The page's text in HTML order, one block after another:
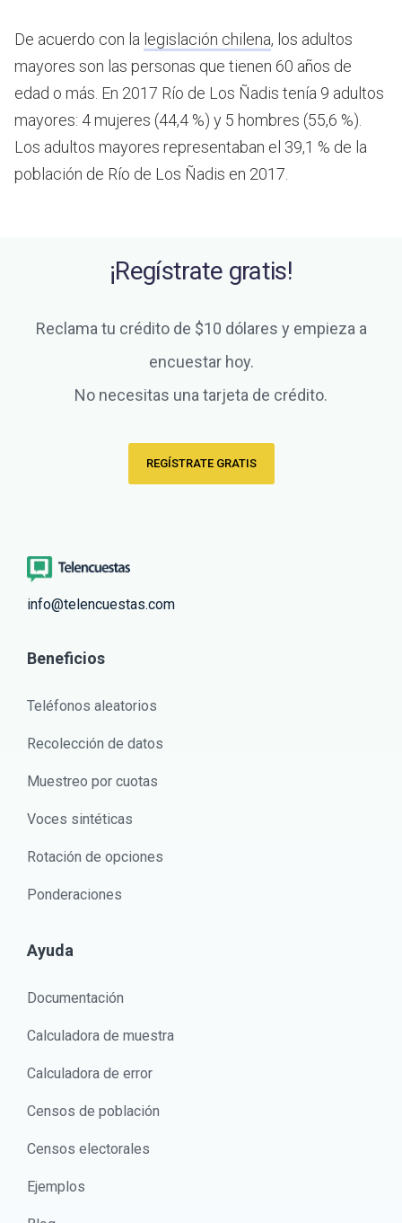
De acuerdo con la legislación chilena, los adultos
mayores son las personas que tienen 60 años de
edad o más. En 2017 Río de Los Ñadis tenía 9 adultos
mayores: 4 mujeres (44,4 %) y 5 hombres (55,6 %).
Los adultos mayores representaban el 39,1 % de la
población de Río de Los Ñadis en 2017.
¡Regístrate gratis!
Reclama tu crédito de $10 dólares y empieza a
encuestar hoy.
No necesitas una tarjeta de crédito.
REGÍSTRATE GRATIS
info@telencuestas.com
Beneficios
Teléfonos aleatorios
Recolección de datos
Muestreo por cuotas
Voces sintéticas
Rotación de opciones
Ponderaciones
Ayuda
Documentación
Calculadora de muestra
Calculadora de error
Censos de población
Censos electorales
Ejemplos